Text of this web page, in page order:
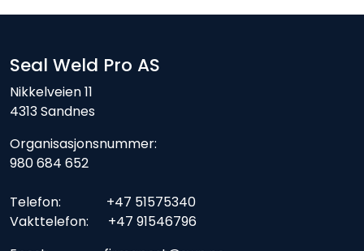
Seal Weld Pro AS
Nikkelveien 11
4313 Sandnes
Organisasjonsnummer:
980 684 652
Telefon: +47 51575340
Vakttelefon: +47 91546796